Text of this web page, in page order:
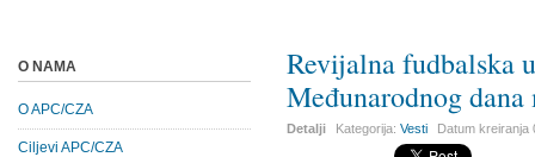
Revijalna fudbalska
Međunarodnog
Detalji Kategorija:Vesti Datum kreiranja
O NAMA
O APC/CZA
Ciljevi APC/CZA